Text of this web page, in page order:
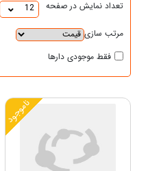
12 تعداد نمایش در صفحه
مرتب سازی
فقط موجودی دارها
ناموجود